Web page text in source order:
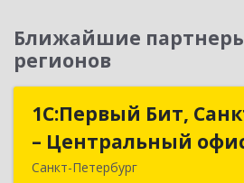
Ближайшие
регионов
1С:Первый Бит,
– Центральный
Санкт-Петербург
1С:Первый Бит,
–